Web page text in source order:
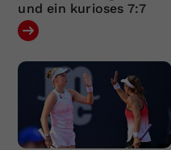
und ein kurioses 7:7